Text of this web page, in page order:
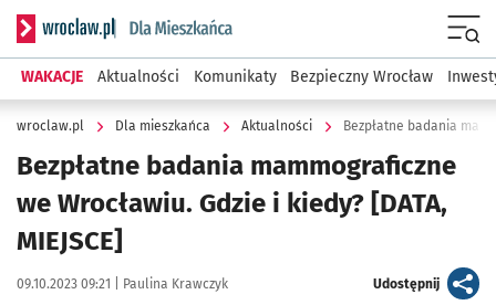
Serwis informacyjny wroclaw.pl podserwis: Dla mieszkańca
WAKACJE Aktualności Komunikaty Bezpieczny Wrocław
wroclaw.pl Dla mieszkańca Aktualności Bezpłatne badania
Bezpłatne badania mammograficzne
we Wrocławiu. Gdzie i kiedy? [DATA,
MIEJSCE]
Data publikacji:
09.10.2023 09:21 | Autor:
Paulina Krawczyk Udostępnijartykuł